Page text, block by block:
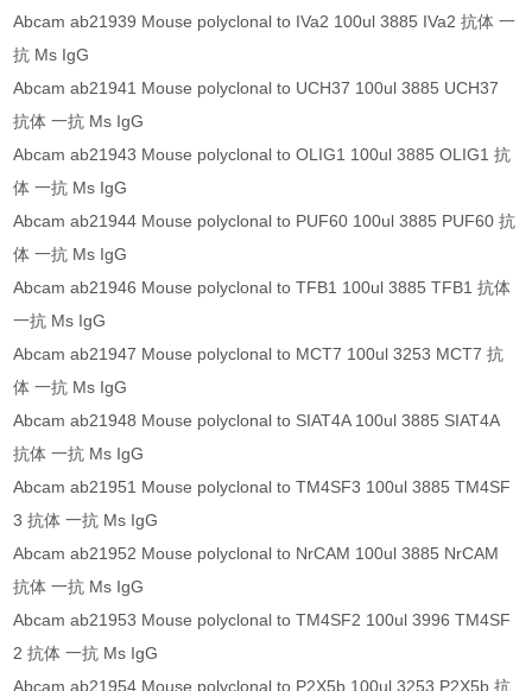
Abcam ab21939 Mouse polyclonal to IVa2 100ul 3885 IVa2 抗体 一
抗 Ms IgG
Abcam ab21941 Mouse polyclonal to UCH37 100ul 3885 UCH37
抗体 一抗 Ms IgG
Abcam ab21943 Mouse polyclonal to OLIG1 100ul 3885 OLIG1 抗
体 一抗 Ms IgG
Abcam ab21944 Mouse polyclonal to PUF60 100ul 3885 PUF60 抗
体 一抗 Ms IgG
Abcam ab21946 Mouse polyclonal to TFB1 100ul 3885 TFB1 抗体
一抗 Ms IgG
Abcam ab21947 Mouse polyclonal to MCT7 100ul 3253 MCT7 抗
体 一抗 Ms IgG
Abcam ab21948 Mouse polyclonal to SIAT4A 100ul 3885 SIAT4A
抗体 一抗 Ms IgG
Abcam ab21951 Mouse polyclonal to TM4SF3 100ul 3885 TM4SF
3 抗体 一抗 Ms IgG
Abcam ab21952 Mouse polyclonal to NrCAM 100ul 3885 NrCAM
抗体 一抗 Ms IgG
Abcam ab21953 Mouse polyclonal to TM4SF2 100ul 3996 TM4SF
2 抗体 一抗 Ms IgG
Abcam ab21954 Mouse polyclonal to P2X5b 100ul 3253 P2X5b 抗